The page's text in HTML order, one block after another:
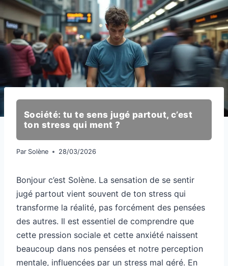
Société: tu te sens jugé partout, c’est
ton stress qui ment ?
Par Solène 28/03/2026
Bonjour c’est Solène. La sensation de se sentir
jugé partout vient souvent de ton stress qui
transforme la réalité, pas forcément des pensées
des autres. Il est essentiel de comprendre que
cette pression sociale et cette anxiété naissent
beaucoup dans nos pensées et notre perception
mentale, influencées par un stress mal géré. En